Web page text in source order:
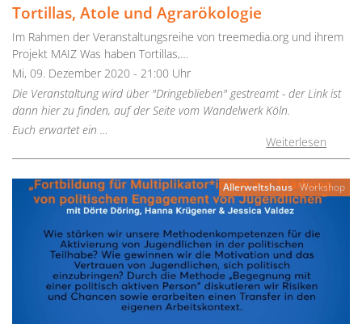
Tortillas, Atole und Agrarökologie
Im Rahmen der Veranstaltungsreihe von treemedia.org und ihrem
Projekt MAIZ Was haben Tortillas,…
Mi, 09. Dezember 2020 - 21:00 Uhr
Die Veranstaltung wird über "Dringeblieben" gestreamt - der Link ist
dann hier zu finden, auf der Seite vom Wandelwerk Köln.
Euch erwartet ein …
Weiterlesen
Allerweltshaus Workshop